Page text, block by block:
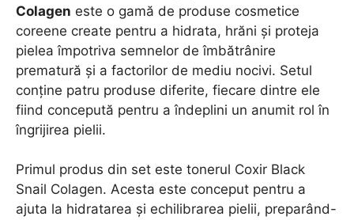
Colagen este o gamă de produse cosmetice
coreene create pentru a hidrata, hrăni și proteja
pielea împotriva semnelor de îmbătrânire
prematură și a factorilor de mediu nocivi. Setul
conține patru produse diferite, fiecare dintre ele
fiind concepută pentru a îndeplini un anumit rol în
îngrijirea pielii.
Primul produs din set este tonerul Coxir Black
Snail Colagen. Acesta este conceput pentru a
ajuta la hidratarea și echilibrarea pielii, preparând-